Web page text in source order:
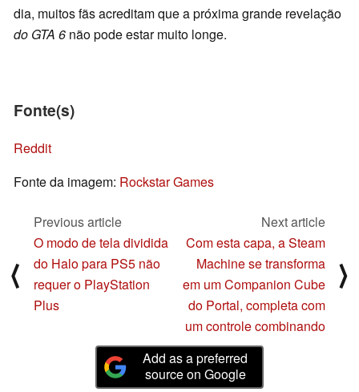
dia, muitos fãs acreditam que a próxima grande revelação
do GTA 6 não pode estar muito longe.
Fonte(s)
Reddit
Fonte da imagem: Rockstar Games
⟨
Previous article
O modo de tela dividida
do Halo para PS5 não
requer o PlayStation
Plus
Next article
Com esta capa, a Steam
Machine se transforma
em um Companion Cube
do Portal, completa com
um controle combinando
⟩
Add as a preferred
source on Google